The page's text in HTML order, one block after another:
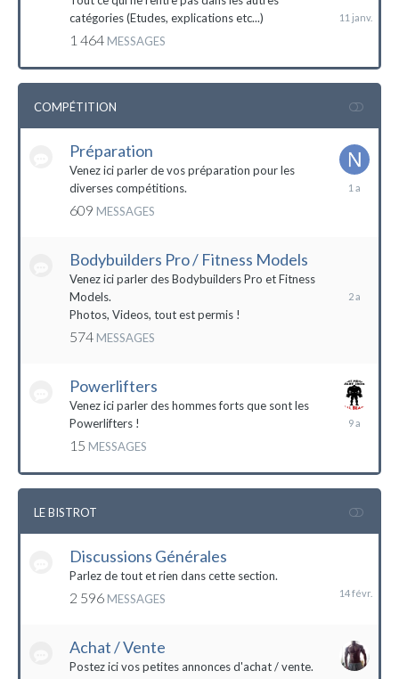
catégories (Etudes, explications etc...)
1 464 MESSAGES
COMPÉTITION
Préparation
Venez ici parler de vos préparation pour les
diverses compétitions.
609 MESSAGES
14
Bodybuilders Pro / Fitness Models
Venez ici parler des Bodybuilders Pro et Fitness
Models.
Photos, Videos, tout est permis !
574 MESSAGES
2021
Powerlifters
Venez ici parler des hommes forts que sont les
Powerlifters !
15 MESSAGES
LE BISTROT
Discussions Générales
Parlez de tout et rien dans cette section.
2 596 MESSAGES
Achat / Vente
Postez ici vos petites annonces d'achat / vente.